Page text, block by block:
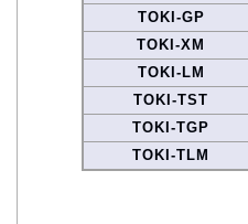
TOKI-GP
TOKI-XM
TOKI-LM
TOKI-TST
TOKI-TGP
TOKI-TLM